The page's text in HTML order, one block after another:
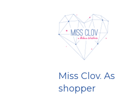
Miss Clov.
shopper